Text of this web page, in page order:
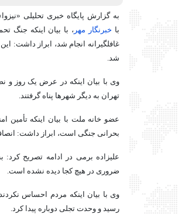
به گزارش پایگاه خبری تحلیلی
با خبرنگار مهر ، با بیان اینکه جنگ
غافلگیرانه انجام شد، ابراز داشت:
شد.
تهران به دیگر شهرها پناه گرفتند.
عضو خانه ملت با بیان اینکه تأمین
بحرانی جنگی است، ابراز داشت:
علیزاده برمی در ادامه تصریح کرد:
ضروری در هیچ کجا دیده نشده است.
وی با بیان اینکه مردم احساس
رسید و وحدت تجلی دوباره پیدا کرد.